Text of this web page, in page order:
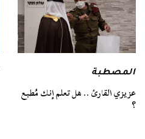
المصطبة
عزيزي القارئ .. هل تعلم إنك مُطبع
؟